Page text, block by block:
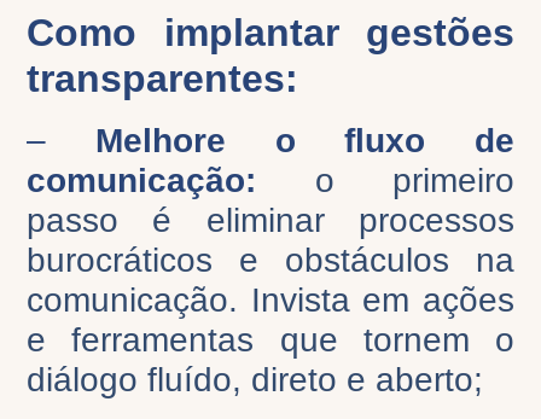
Como implantar gestões
transparentes:
– Melhore o fluxo de
comunicação:
o primeiro
passo é eliminar processos
burocráticos e obstáculos na
comunicação. Invista em ações
e ferramentas que tornem o
diálogo fluído, direto e aberto;